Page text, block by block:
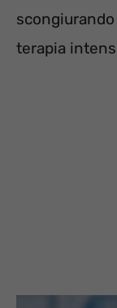
terapia